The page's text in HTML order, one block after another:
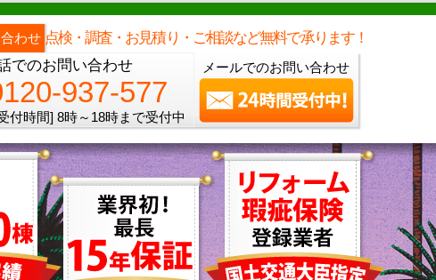
わせ 点検・調査・お見積り・ご相談など無料で承ります！
でのお問い合わせ
937-577
付時間] 8時～18時まで受付中
メールでのお問い合わせ
電話でのご相談 [8時～18時まで受付中]
phone0120-937-577